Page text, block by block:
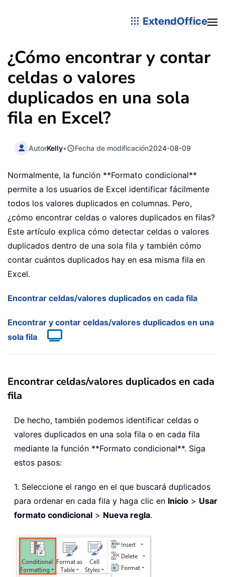
ExtendOffice
¿Cómo encontrar y contar
celdas o valores
duplicados en una sola
fila en Excel?
AutorKelly• Fecha de modificación2024-08-09
Normalmente, la función **Formato condicional**
permite a los usuarios de Excel identificar fácilmente
todos los valores duplicados en columnas. Pero,
¿cómo encontrar celdas o valores duplicados en filas?
Este artículo explica cómo detectar celdas o valores
duplicados dentro de una sola fila y también cómo
contar cuántos duplicados hay en esa misma fila en
Excel.
Encontrar celdas/valores duplicados en cada fila
Encontrar y contar celdas/valores duplicados en una
sola fila
Encontrar celdas/valores duplicados en cada
fila
De hecho, también podemos identificar celdas o
valores duplicados en una sola fila o en cada fila
mediante la función **Formato condicional**. Siga
estos pasos:
1. Seleccione el rango en el que buscará duplicados
para ordenar en cada fila y haga clic en Inicio > Usar
formato condicional > Nueva regla.